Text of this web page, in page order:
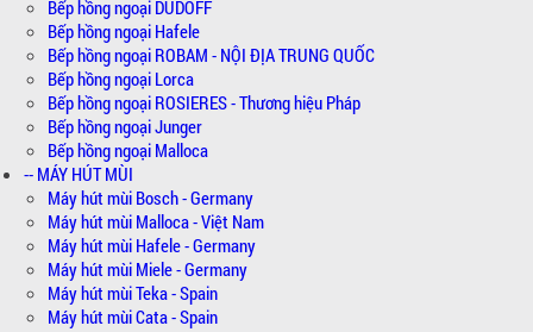
Bếp hồng ngoại DUDOFF
Bếp hồng ngoại Hafele
Bếp hồng ngoại ROBAM - NỘI ĐỊA TRUNG QUỐC
Bếp hồng ngoại Lorca
Bếp hồng ngoại ROSIERES - Thương hiệu Pháp
Bếp hồng ngoại Junger
Bếp hồng ngoại Malloca
-- MÁY HÚT MÙI
Máy hút mùi Bosch - Germany
Máy hút mùi Malloca - Việt Nam
Máy hút mùi Hafele - Germany
Máy hút mùi Miele - Germany
Máy hút mùi Teka - Spain
Máy hút mùi Cata - Spain